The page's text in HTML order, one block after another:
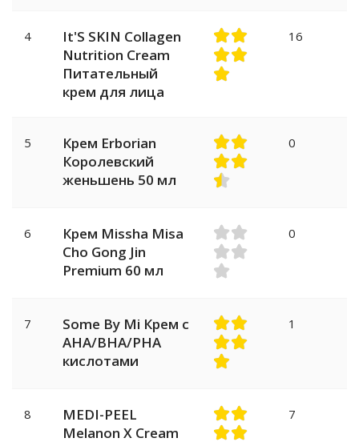
4
It'S SKIN Collagen
Nutrition Cream
Питательный
крем для лица
16
5
Крем Erborian
Королевский
женьшень 50 мл
0
6
Крем Missha Misa
Cho Gong Jin
Premium 60 мл
0
7
Some By Mi Крем с
AHA/BHA/PHA
кислотами
1
8
MEDI-PEEL
Melanon X Cream
7